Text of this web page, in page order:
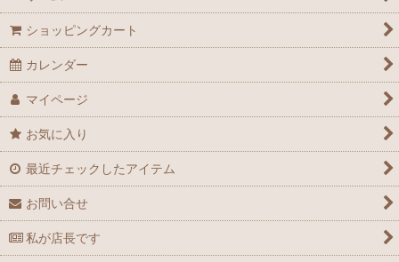
ショッピングカート
カレンダー
マイページ
お気に入り
最近チェックしたアイテム
お問い合せ
私が店長です